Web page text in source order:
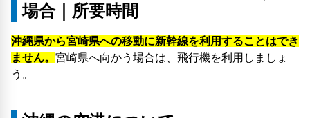
場合｜所要時間
沖縄県から宮崎県への移動に新幹線を利用することはでき
ません。 宮崎県へ向かう場合は、飛行機を利用しましょ
う。